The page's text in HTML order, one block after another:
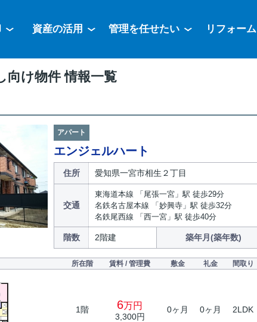
資産の活用 管理を任せたい リフォーム
向け物件 情報一覧
アパート
エンジェルハート
住所 愛知県一宮市相生２丁目
交通
東海道本線 「尾張一宮」駅 徒歩29分
名鉄名古屋本線 「妙興寺」駅 徒歩32分
名鉄尾西線 「西一宮」駅 徒歩40分
階数 2階建 築年月(築年数)
所在階 賃料 / 管理費 敷金 礼金 間取り
1階 6万円
3,300円
0ヶ月 0ヶ月 2LDK